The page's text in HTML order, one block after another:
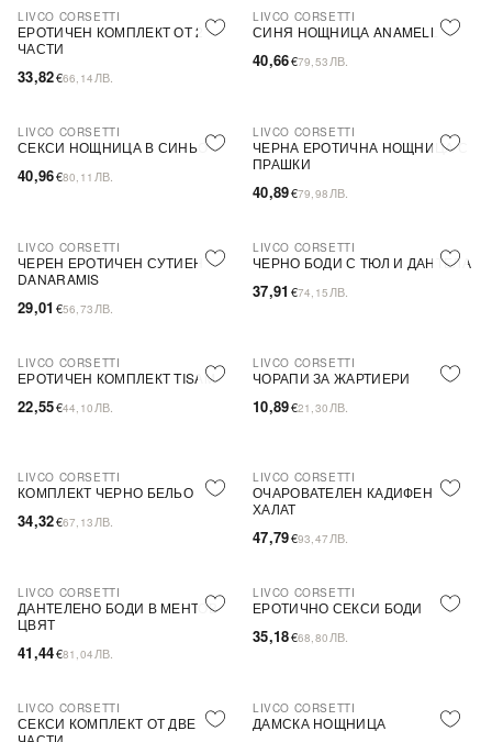
ПОСЛЕДНА БРОЙКА
LIVCO CORSETTI
ЕРОТИЧЕН КОМПЛЕКТ ОТ 2
ЧАСТИ
33,82€66,14 ЛВ.
ПОСЛЕДНА БРОЙКА
LIVCO CORSETTI
СИНЯ НОЩНИЦА ANAMELL
40,66€79,53 ЛВ.
ПОСЛЕДНА БРОЙКА
LIVCO CORSETTI
СЕКСИ НОЩНИЦА В СИНЬО
40,96€80,11 ЛВ.
LIVCO CORSETTI
ЧЕРНА ЕРОТИЧНА НОЩНИЦА С
ПРАШКИ
40,89€79,98 ЛВ.
ПОСЛЕДНА БРОЙКА
LIVCO CORSETTI
ЧЕРЕН ЕРОТИЧЕН СУТИЕН
DANARAMIS
29,01 €56,73 ЛВ.
LIVCO CORSETTI
ЧЕРНО БОДИ С ТЮЛ И ДАНТЕЛА
37,91 €74,15 ЛВ.
LIVCO CORSETTI
ЕРОТИЧЕН КОМПЛЕКТ TISAM
22,55€44,10 ЛВ.
ПОСЛЕДНА БРОЙКА
LIVCO CORSETTI
ЧОРАПИ ЗА ЖАРТИЕРИ
10,89€21,30 ЛВ.
ПОСЛЕДНА БРОЙКА
LIVCO CORSETTI
КОМПЛЕКТ ЧЕРНО БЕЛЬО
34,32€67,13 ЛВ.
ПОСЛЕДНА БРОЙКА
LIVCO CORSETTI
ОЧАРОВАТЕЛЕН КАДИФЕН
ХАЛАТ
47,79€93,47 ЛВ.
ПОСЛЕДНА БРОЙКА
LIVCO CORSETTI
ДАНТЕЛЕНО БОДИ В МЕНТОВ
ЦВЯТ
41,44€81,04 ЛВ.
LIVCO CORSETTI
ЕРОТИЧНО СЕКСИ БОДИ
35,18€68,80 ЛВ.
LIVCO CORSETTI
СЕКСИ КОМПЛЕКТ ОТ ДВЕ
ПОСЛЕДНА БРОЙКА
LIVCO CORSETTI
ДАМСКА НОЩНИЦА